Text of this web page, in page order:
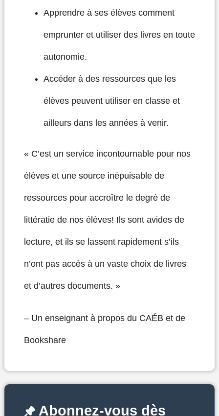
Apprendre à ses élèves comment
emprunter et utiliser des livres en toute
autonomie.
Accéder à des ressources que les
élèves peuvent utiliser en classe et
ailleurs dans les années à venir.
« C’est un service incontournable pour nos
élèves et une source inépuisable de
ressources pour accroître le degré de
littératie de nos élèves! Ils sont avides de
lecture, et ils se lassent rapidement s’ils
n’ont pas accès à un vaste choix de livres
et d’autres documents. »
– Un enseignant à propos du CAÉB et de
Bookshare
Abonnez-vous dès